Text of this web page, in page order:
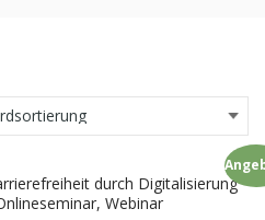
durch Digitalisierung
Webinar